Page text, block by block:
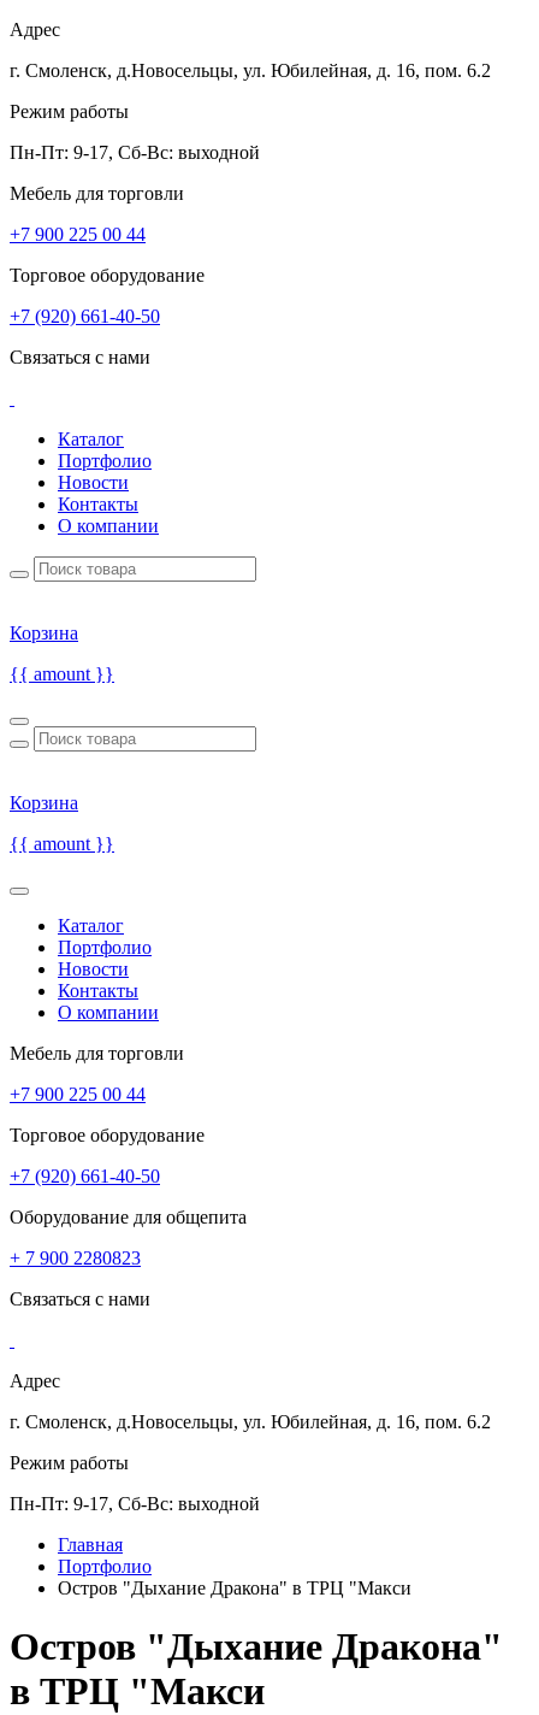
Адрес
г. Смоленск, д.Новосельцы, ул. Юбилейная, д. 16, пом. 6.2
Режим работы
Пн-Пт: 9-17, Сб-Вс: выходной
Мебель для торговли
+7 900 225 00 44
Торговое оборудование
+7 (920) 661-40-50
Связаться с нами
Каталог
Портфолио
Новости
Контакты
О компании
Корзина
{{ amount }}
Корзина
{{ amount }}
Каталог
Портфолио
Новости
Контакты
О компании
Мебель для торговли
+7 900 225 00 44
Торговое оборудование
+7 (920) 661-40-50
Оборудование для общепита
+ 7 900 2280823
Связаться с нами
Адрес
г. Смоленск, д.Новосельцы, ул. Юбилейная, д. 16, пом. 6.2
Режим работы
Пн-Пт: 9-17, Сб-Вс: выходной
Главная
Портфолио
Остров "Дыхание Дракона" в ТРЦ "Макси
Остров "Дыхание Дракона"
в ТРЦ "Макси